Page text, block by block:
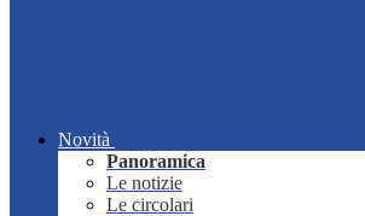
Novità
Panoramica
Le notizie
Le circolari